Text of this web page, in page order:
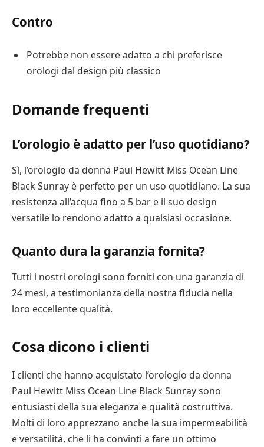
Contro
Potrebbe non essere adatto a chi preferisce
orologi dal design più classico
Domande frequenti
L’orologio è adatto per l’uso quotidiano?
Sì, l’orologio da donna Paul Hewitt Miss Ocean Line
Black Sunray è perfetto per un uso quotidiano. La sua
resistenza all’acqua fino a 5 bar e il suo design
versatile lo rendono adatto a qualsiasi occasione.
Quanto dura la garanzia fornita?
Tutti i nostri orologi sono forniti con una garanzia di
24 mesi, a testimonianza della nostra fiducia nella
loro eccellente qualità.
Cosa dicono i clienti
I clienti che hanno acquistato l’orologio da donna
Paul Hewitt Miss Ocean Line Black Sunray sono
entusiasti della sua eleganza e qualità costruttiva.
Molti di loro apprezzano anche la sua impermeabilità
e versatilità, che li ha convinti a fare un ottimo